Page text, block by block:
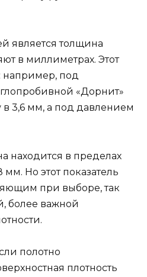
является толщина
в миллиметрах. Этот
например, под
«Дорнит»
3,6 мм, а под давлением
находится в пределах
мм. Но этот показатель
при выборе, так
более важной
полотно
плотность